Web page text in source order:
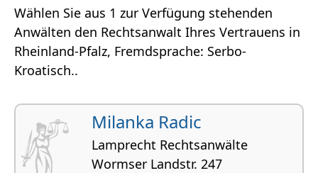
Wählen Sie aus 1 zur Verfügung stehenden
Anwälten den Rechtsanwalt Ihres Vertrauens in
Rheinland-Pfalz, Fremdsprache: Serbo-
Kroatisch..
Milanka Radic
Lamprecht Rechtsanwälte
Wormser Landstr. 247